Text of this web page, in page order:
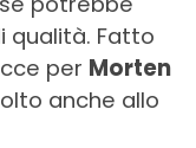
qualità. Fatto
per Morten
anche allo